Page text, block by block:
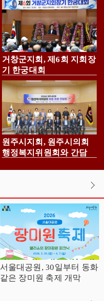
거창군지회, 제6회 지회장
기 한궁대회
원주시지회, 원주시의회
행정복지위원회와 간담
서울대공원, 30일부터 동화
같은 장미원 축제 개막